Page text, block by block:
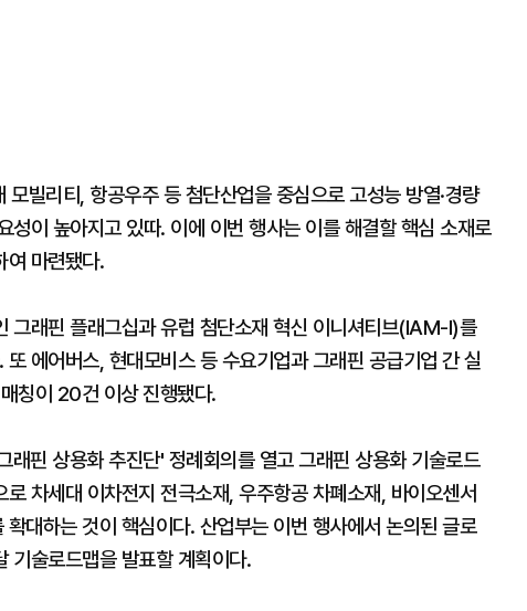
빌리티, 항공우주 등 첨단산업을 중심으로 고성능 방열·경량
성이 높아지고 있따. 이에 이번 행사는 이를 해결할 핵심 소재로
여 마련됐다.
그래핀 플래그십과 유럽 첨단소재 혁신 이니셔티브(IAM-I)를
에어버스, 현대모비스 등 수요기업과 그래핀 공급기업 간 실
칭이 20건 이상 진행됐다.
핀 상용화 추진단' 정례회의를 열고 그래핀 상용화 기술로드
차세대 이차전지 전극소재, 우주항공 차폐소재, 바이오센서
대하는 것이 핵심이다. 산업부는 이번 행사에서 논의된 글로
기술로드맵을 발표할 계획이다.